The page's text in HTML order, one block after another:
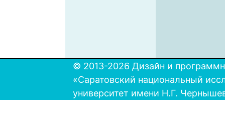
© 2013-2026 Дизайн и
«Саратовский национальный
университет имени Н.Г.